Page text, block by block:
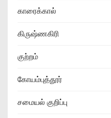
காரைக்கால்
கிருஷ்ணகிரி
குற்றம்
கோயம்புத்தூர்
சமையல் குறிப்பு